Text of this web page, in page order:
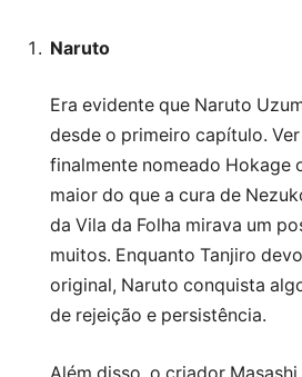
Naruto
Era evidente que Naruto
desde o primeiro capítulo.
finalmente nomeado Hokage
maior do que a cura de
da Vila da Folha mirava um
muitos. Enquanto Tanjiro
original, Naruto conquista
de rejeição e persistência.